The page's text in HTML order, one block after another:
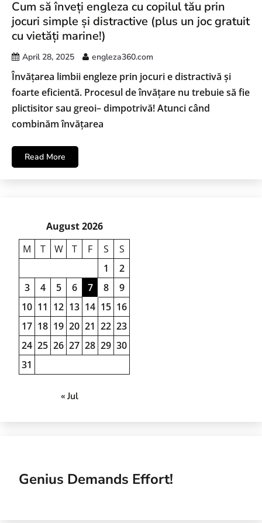
Cum să înveți engleza cu copilul tău prin
jocuri simple și distractive (plus un joc gratuit
cu vietăți marine!)
April 28, 2025 engleza360.com
Învățarea limbii engleze prin jocuri e distractivă și
foarte eficientă. Procesul de învățare nu trebuie să fie
plictisitor sau greoi– dimpotrivă! Atunci când
combinăm învățarea
Read More
August 2026
M
T W T F S
S
1
2
3
4 5 6 7 8
9
10 11 12 13 14 15 16
17 18 19 20 21 22 23
24 25 26 27 28 29 30
31
« Jul
Genius Demands Effort!